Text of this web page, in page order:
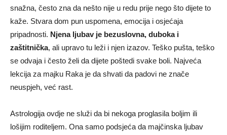
snažna, često zna da nešto nije u redu prije nego što dijete to
kaže. Stvara dom pun uspomena, emocija i osjećaja
pripadnosti. Njena ljubav je bezuslovna, duboka i
zaštitnička, ali upravo tu leži i njen izazov. Teško pušta, teško
se odvaja i često želi da dijete poštedi svake boli. Najveća
lekcija za majku Raka je da shvati da padovi ne znače
neuspjeh, već rast.
Astrologija ovdje ne služi da bi nekoga proglasila boljim ili
lošijim roditeljem. Ona samo podsjeća da majčinska ljubav